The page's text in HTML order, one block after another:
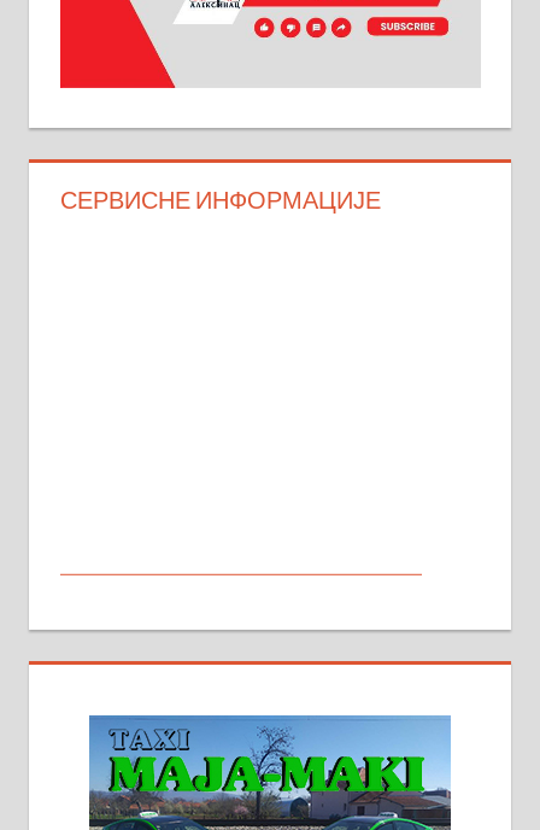
СЕРВИСНЕ ИНФОРМАЦИЈЕ
стамбене целине једна уз другу.
2х150м2, две гараже, централно
грејање на гас и дрва. Две
адресе. 063/71-74-023